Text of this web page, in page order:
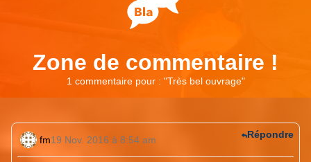
Zone de commentaire !
1 commentaire pour : "Très bel ouvrage"
fm19 Nov. 2016 à 8:54 am Répondre